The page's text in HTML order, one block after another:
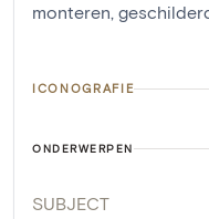
monteren,
ICONOGRAFIE
ONDERWERPEN
SUBJECT